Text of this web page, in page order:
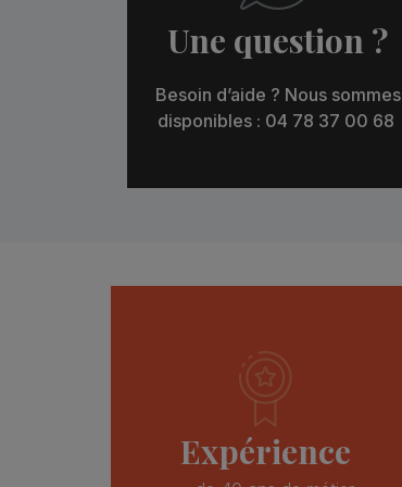
Une question ?
Besoin d’aide ? Nous sommes
disponibles : 04 78 37 00 68
Expérience